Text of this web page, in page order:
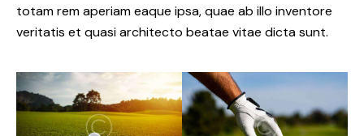
totam rem aperiam eaque ipsa, quae ab illo inventore
veritatis et quasi architecto beatae vitae dicta sunt.